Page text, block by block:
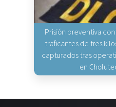
Prisión preventiva
traficantes de tres
capturados tras
en